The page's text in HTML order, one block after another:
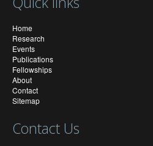
Home
Research
Events
Publications
Fellowships
About
Contact
Sitemap
Contact Us